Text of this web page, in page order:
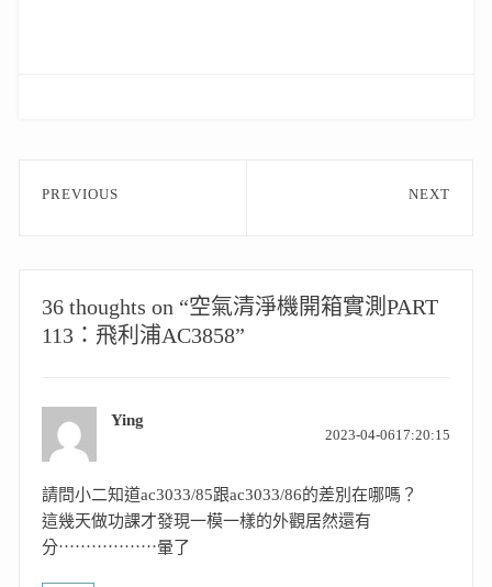
文
PREVIOUS NEXT
36 thoughts on “空氣清淨機開箱實測PART
113：飛利浦AC3858”
Ying
2023-04-0617:20:15
請問小二知道ac3033/85跟ac3033/86的差別在哪嗎？
這幾天做功課才發現一模一樣的外觀居然還有
分⋯⋯⋯⋯⋯⋯暈了